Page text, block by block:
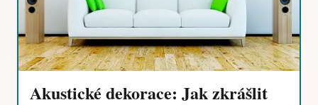
Akustické dekorace: Jak zkrášlit